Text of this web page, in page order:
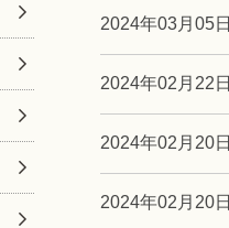
2024年03月05日
2024年02月22日
2024年02月20日
2024年02月20日